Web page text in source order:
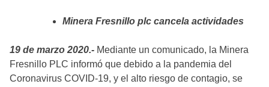
Minera Fresnillo plc cancela actividades
19 de marzo 2020.- Mediante un comunicado, la Minera
Fresnillo PLC informó que debido a la pandemia del
Coronavirus COVID-19, y el alto riesgo de contagio, se